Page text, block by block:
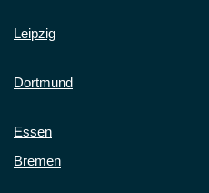
Leipzig
Dortmund
Essen
Bremen